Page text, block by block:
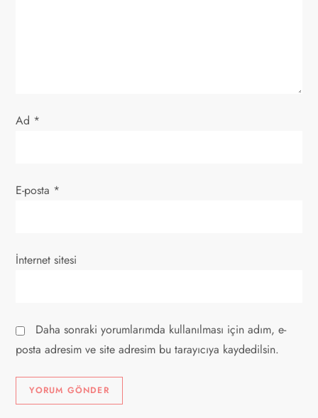
i
Ad *
E-posta *
İnternet sitesi
Daha sonraki yorumlarımda kullanılması için adım, e-
posta adresim ve site adresim bu tarayıcıya kaydedilsin.